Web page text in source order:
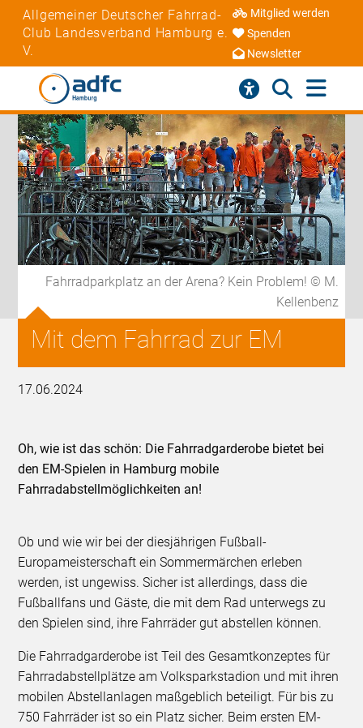
Allgemeiner Deutscher Fahrrad-
Club Landesverband Hamburg e.
V.
Mitglied werden
Spenden
Newsletter
Fahrradparkplatz an der Arena? Kein Problem! © M.
Kellenbenz
Mit dem Fahrrad zur EM
17.06.2024
Oh, wie ist das schön: Die Fahrradgarderobe bietet bei
den EM-Spielen in Hamburg mobile
Fahrradabstellmöglichkeiten an!
Ob und wie wir bei der diesjährigen Fußball-
Europameisterschaft ein Sommermärchen erleben
werden, ist ungewiss. Sicher ist allerdings, dass die
Fußballfans und Gäste, die mit dem Rad unterwegs zu
den Spielen sind, ihre Fahrräder gut abstellen können.
Die Fahrradgarderobe ist Teil des Gesamtkonzeptes für
Fahrradabstellplätze am Volksparkstadion und mit ihren
mobilen Abstellanlagen maßgeblich beteiligt. Für bis zu
750 Fahrräder ist so ein Platz sicher. Beim ersten EM-